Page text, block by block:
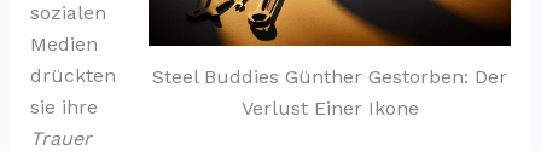
Steel Buddies Günther Gestorben: Der
Verlust Einer Ikone
sozialen
Medien
drückten
sie ihre
Trauer